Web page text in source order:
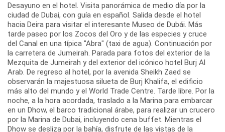
Desayuno en el hotel. Visita panorámica de medio día por la
ciudad de Dubai, con guía en español. Salida desde el hotel
hacia Deira para visitar el interesante Museo de Dubái. Más
tarde paseo por los Zocos del Oro y de las especies y cruce
del Canal en una típica "Abra" (taxi de agua). Continuación por
la carretera de Jumeirah. Parada para fotos del exterior de la
Mezquita de Jumeirah y del exterior del icónico hotel Burj Al
Arab. De regreso al hotel, por la avenida Sheikh Zaed se
observarán la majestuosa silueta de Burj Khalifa, el edificio
más alto del mundo y el World Trade Centre. Tarde libre. Por la
noche, a la hora acordada, traslado a la Marina para embarcar
en un Dhow, el barco tradicional árabe, para realizar un crucero
por la Marina de Dubai, incluyendo cena buffet. Mientras el
Dhow se desliza por la bahía, disfrute de las vistas de la